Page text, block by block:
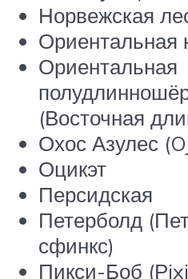
Норвежская
Ориентальная
Ориентальная
(Восточная
Охос Азулес
Оцикэт
Персидская
Петерболд
сфинкс)
Пикси-Боб